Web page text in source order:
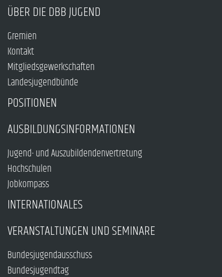
ÜBER DIE DBB JUGEND
Gremien
Kontakt
Mitgliedsgewerkschaften
Landesjugendbünde
POSITIONEN
AUSBILDUNGSINFORMATIONEN
Jugend- und Auszubildendenvertretung
Hochschulen
Jobkompass
INTERNATIONALES
VERANSTALTUNGEN UND SEMINARE
Bundesjugendausschuss
Bundesjugendtag